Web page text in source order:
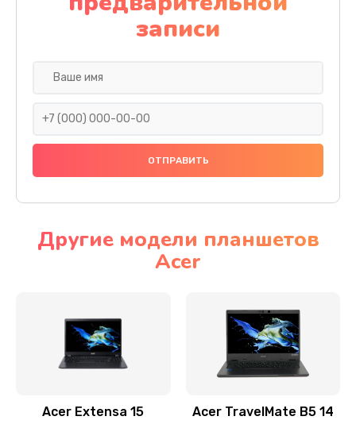
1060 руб.
Заказать
Ремонт подсветки
Настройка BIOS
Замена видеочипа
Заказать
записи
Другие модели планшетов
Acer
Acer Extensa 15 Acer TravelMate B5 14